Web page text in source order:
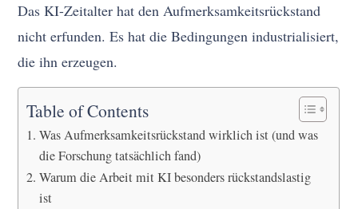
Das KI-Zeitalter hat den Aufmerksamkeitsrückstand
nicht erfunden. Es hat die Bedingungen industrialisiert,
die ihn erzeugen.
Table of Contents
Was Aufmerksamkeitsrückstand wirklich ist (und was
die Forschung tatsächlich fand)
Warum die Arbeit mit KI besonders rückstandslastig
ist